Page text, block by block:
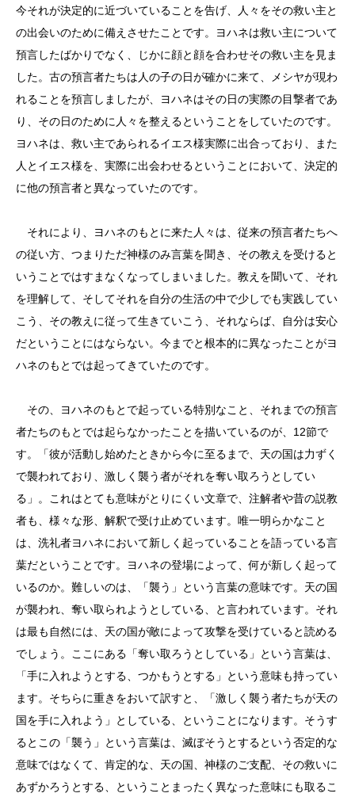
今それが決定的に近づいていることを告げ、人々をその救い主と
の出会いのために備えさせたことです。ヨハネは救い主について
預言したばかりでなく、じかに顔と顔を合わせその救い主を見ま
した。古の預言者たちは人の子の日が確かに来て、メシヤが現わ
れることを預言しましたが、ヨハネはその日の実際の目撃者であ
り、その日のために人々を整えるということをしていたのです。
ヨハネは、救い主であられるイエス様実際に出合っており、また
人とイエス様を、実際に出会わせるということにおいて、決定的
に他の預言者と異なっていたのです。
それにより、ヨハネのもとに来た人々は、従来の預言者たちへ
の従い方、つまりただ神様のみ言葉を聞き、その教えを受けると
いうことではすまなくなってしまいました。教えを聞いて、それ
を理解して、そしてそれを自分の生活の中で少しでも実践してい
こう、その教えに従って生きていこう、それならば、自分は安心
だということにはならない。今までと根本的に異なったことがヨ
ハネのもとでは起ってきていたのです。
その、ヨハネのもとで起っている特別なこと、それまでの預言
者たちのもとでは起らなかったことを描いているのが、12節で
す。「彼が活動し始めたときから今に至るまで、天の国は力ずく
で襲われており、激しく襲う者がそれを奪い取ろうとしてい
る」。これはとても意味がとりにくい文章で、注解者や昔の説教
者も、様々な形、解釈で受け止めています。唯一明らかなこと
は、洗礼者ヨハネにおいて新しく起っていることを語っている言
葉だということです。ヨハネの登場によって、何が新しく起って
いるのか。難しいのは、「襲う」という言葉の意味です。天の国
が襲われ、奪い取られようとしている、と言われています。それ
は最も自然には、天の国が敵によって攻撃を受けていると読める
でしょう。ここにある「奪い取ろうとしている」という言葉は、
「手に入れようとする、つかもうとする」という意味も持ってい
ます。そちらに重きをおいて訳すと、「激しく襲う者たちが天の
国を手に入れよう」としている、ということになります。そうす
るとこの「襲う」という言葉は、滅ぼそうとするという否定的な
意味ではなくて、肯定的な、天の国、神様のご支配、その救いに
あずかろうとする、ということまったく異なった意味にも取るこ